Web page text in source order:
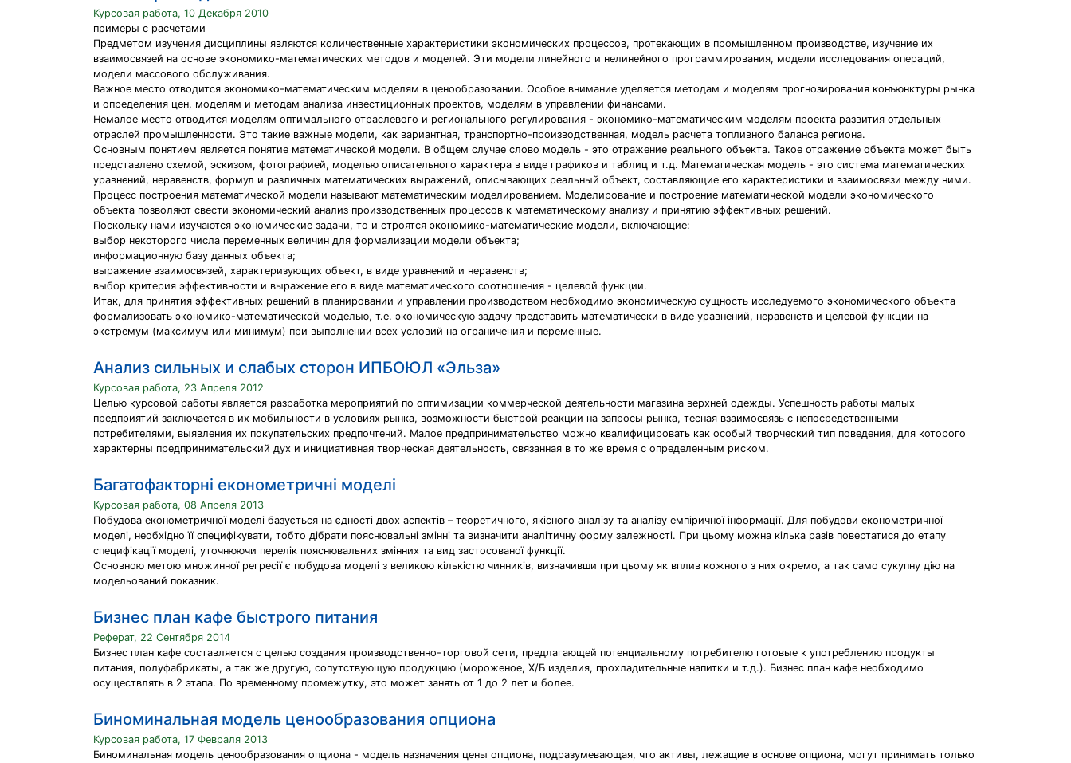
Курсовая работа, 10 Декабря 2010
примеры с расчетами
Предметом изучения дисциплины являются количественные характеристики экономических процессов, протекающих в промышленном производстве, изучение их
взаимосвязей на основе экономико-математических методов и моделей. Эти модели линейного и нелинейного программирования, модели исследования операций,
модели массового обслуживания.
Важное место отводится экономико-математическим моделям в ценообразовании. Особое внимание уделяется методам и моделям прогнозирования конъюнктуры рынка
и определения цен, моделям и методам анализа инвестиционных проектов, моделям в управлении финансами.
Немалое место отводится моделям оптимального отраслевого и регионального регулирования - экономико-математическим моделям проекта развития отдельных
отраслей промышленности. Это такие важные модели, как вариантная, транспортно-производственная, модель расчета топливного баланса региона.
Основным понятием является понятие математической модели. В общем случае слово модель - это отражение реального объекта. Такое отражение объекта может быть
представлено схемой, эскизом, фотографией, моделью описательного характера в виде графиков и таблиц и т.д. Математическая модель - это система математических
уравнений, неравенств, формул и различных математических выражений, описывающих реальный объект, составляющие его характеристики и взаимосвязи между ними.
Процесс построения математической модели называют математическим моделированием. Моделирование и построение математической модели экономического
объекта позволяют свести экономический анализ производственных процессов к математическому анализу и принятию эффективных решений.
Поскольку нами изучаются экономические задачи, то и строятся экономико-математические модели, включающие:
выбор некоторого числа переменных величин для формализации модели объекта;
информационную базу данных объекта;
выражение взаимосвязей, характеризующих объект, в виде уравнений и неравенств;
выбор критерия эффективности и выражение его в виде математического соотношения - целевой функции.
Итак, для принятия эффективных решений в планировании и управлении производством необходимо экономическую сущность исследуемого экономического объекта
формализовать экономико-математической моделью, т.е. экономическую задачу представить математически в виде уравнений, неравенств и целевой функции на
экстремум (максимум или минимум) при выполнении всех условий на ограничения и переменные.
Анализ сильных и слабых сторон ИПБОЮЛ «Эльза»
Курсовая работа, 23 Апреля 2012
Целью курсовой работы является разработка мероприятий по оптимизации коммерческой деятельности магазина верхней одежды. Успешность работы малых
предприятий заключается в их мобильности в условиях рынка, возможности быстрой реакции на запросы рынка, тесная взаимосвязь с непосредственными
потребителями, выявления их покупательских предпочтений. Малое предпринимательство можно квалифицировать как особый творческий тип поведения, для которого
характерны предпринимательский дух и инициативная творческая деятельность, связанная в то же время с определенным риском.
Багатофакторні економетричні моделі
Курсовая работа, 08 Апреля 2013
Побудова економетричної моделі базується на єдності двох аспектів – теоретичного, якісного аналізу та аналізу емпіричної інформації. Для побудови економетричної
моделі, необхідно її специфікувати, тобто дібрати пояснювальні змінні та визначити аналітичну форму залежності. При цьому можна кілька разів повертатися до етапу
специфікації моделі, уточнюючи перелік пояснювальних змінних та вид застосованої функції.
Основною метою множинної регресії є побудова моделі з великою кількістю чинників, визначивши при цьому як вплив кожного з них окремо, а так само сукупну дію на
модельований показник.
Бизнес план кафе быстрого питания
Реферат, 22 Сентября 2014
Бизнес план кафе составляется с целью создания производственно-торговой сети, предлагающей потенциальному потребителю готовые к употреблению продукты
питания, полуфабрикаты, а так же другую, сопутствующую продукцию (мороженое, Х/Б изделия, прохладительные напитки и т.д.). Бизнес план кафе необходимо
осуществлять в 2 этапа. По временному промежутку, это может занять от 1 до 2 лет и более.
Биноминальная модель ценообразования опциона
Курсовая работа, 17 Февраля 2013
Биноминальная модель ценообразования опциона - модель назначения цены опциона, подразумевающая, что активы, лежащие в основе опциона, могут принимать только